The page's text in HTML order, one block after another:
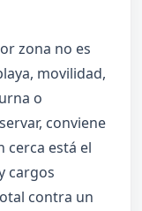
zona no es
movilidad,
o
conviene
cerca está el
cargos
contra un